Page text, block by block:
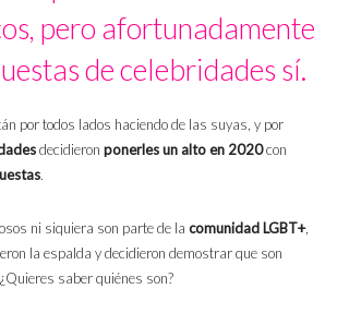
pero afortunadamente
de celebridades sí.
por todos lados haciendo de las suyas, y por
decidieron ponerles un alto en 2020con
.
ni siquiera son parte de la comunidad LGBT+,
la espalda y decidieron demostrar que son
saber quiénes son?